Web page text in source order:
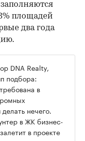
площадей
два года
DNA Realty,
подбора:
в
нечего.
в ЖК бизнес-
в проекте